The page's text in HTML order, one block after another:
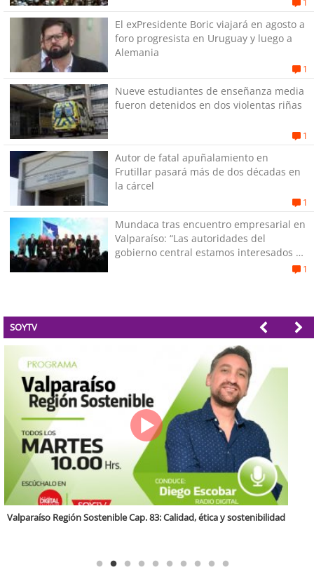
1
El exPresidente Boric viajará en agosto a
foro progresista en Uruguay y luego a
Alemania
1
Nueve estudiantes de enseñanza media
fueron detenidos en dos violentas riñas
1
Autor de fatal apuñalamiento en
Frutillar pasará más de dos décadas en
la cárcel
1
Mundaca tras encuentro empresarial en
Valparaíso: “Las autoridades del
gobierno central estamos interesados en
1
SOYTV